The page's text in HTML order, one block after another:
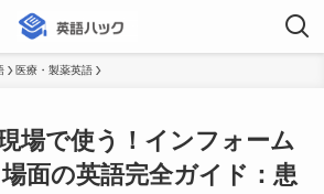
医療・製薬英語
場で使う！インフォーム
面の英語完全ガイド：患